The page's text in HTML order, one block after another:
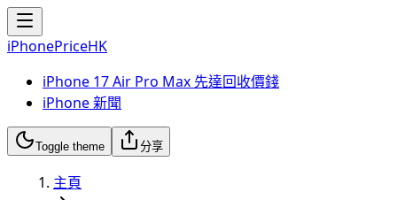
iPhonePriceHK
iPhone 17 Air Pro Max 先達回收價錢
iPhone 新聞
Toggle theme 分享
主頁